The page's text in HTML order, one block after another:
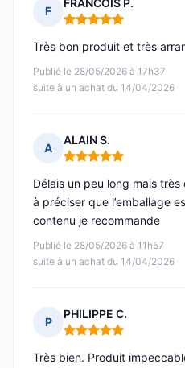
F
FRANCOIS P.
Note : 5 sur 5
Publié le 28/05/2026 à 17h37
suite à un achat du 14/04/2026
Très bon produit et très
A
ALAIN S.
Note : 5 sur 5
Publié le 28/05/2026 à 11h57
suite à un achat du 14/04/2026
Délais un peu long mais
à préciser que l’emballage
contenu je recommande
P
PHILIPPE C.
Note : 5 sur 5
Très bien. Produit